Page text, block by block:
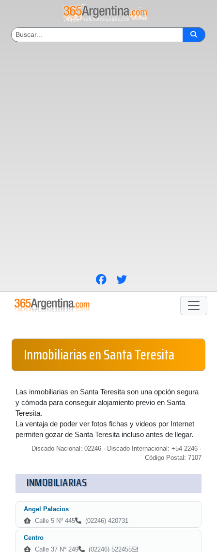
Inmobiliarias en Santa Teresita
Las inmobiliarias en Santa Teresita son una opción segura
y cómoda para conseguir alojamiento previo en Santa
Teresita.
La ventaja de poder ver fotos fichas y videos por Internet
permiten gozar de Santa Teresita incluso antes de llegar.
Discado Nacional: 02246 · Discado Internacional: +54 2246 ·
Código Postal: 7107
INMOBILIARIAS
Angel Palacios
Calle 5 Nº 445
(02246) 420731
Centro
Calle 37 Nº 249
(02246) 522455